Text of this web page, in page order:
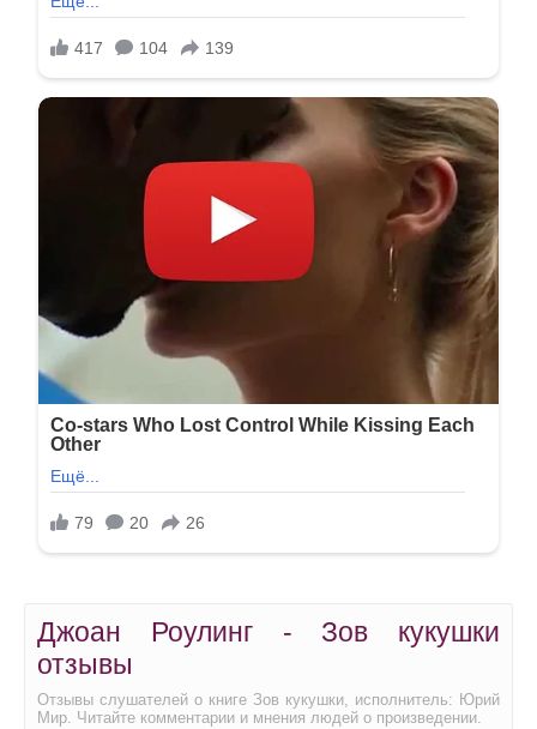
Джоан Роулинг - Зов кукушки
отзывы
Отзывы слушателей о книге Зов кукушки, исполнитель: Юрий
Мир. Читайте комментарии и мнения людей о произведении.